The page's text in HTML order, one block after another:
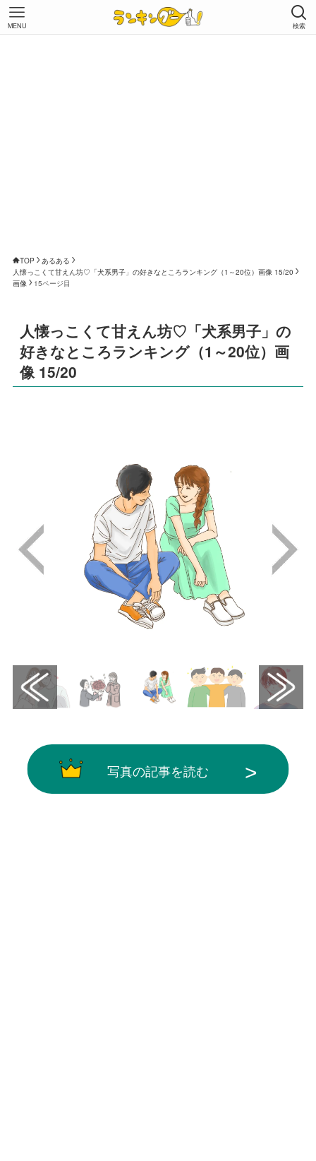
検索
MENU
TOP
あるある
人懐っこくて甘えん坊♡「犬系男子」の好きなところランキング（1～20位）画像 15/20
画像
15ページ目
人懐っこくて甘えん坊♡「犬系男子」の
好きなところランキング（1～20位）画
像 15/20
写真の記事を読む